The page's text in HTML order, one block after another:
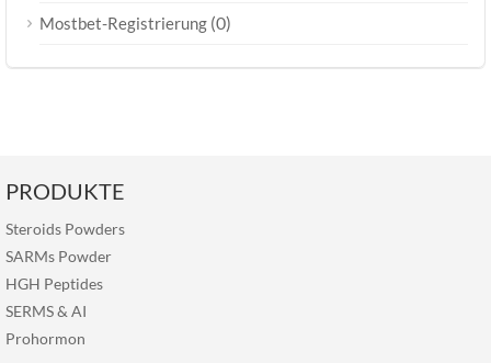
Mostbet-Registrierung (0)
PRODUKTE
Steroids Powders
SARMs Powder
HGH Peptides
SERMS& AI
Prohormon